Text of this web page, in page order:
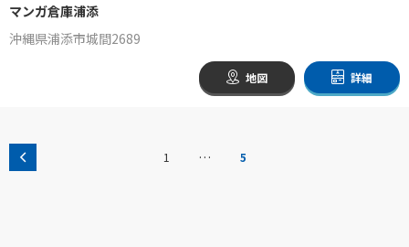
マンガ倉庫浦添
沖縄県浦添市城間2689
地図 詳細
1 … 5